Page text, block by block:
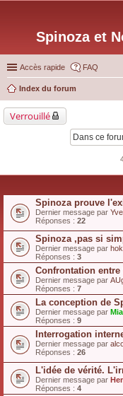
Spinoza et
Accès rapide FAQ
Index du forum
Verrouillé
Spinoza prouve
Dernier message par
Réponses : 22
Spinoza ,pas si
Dernier message par
Réponses : 3
Confrontation
Dernier message par
Réponses : 7
La conception de
Dernier message par
Réponses : 9
Interrogation
Dernier message par
Réponses : 26
L'idée de vérité.
Dernier message par
Réponses : 4